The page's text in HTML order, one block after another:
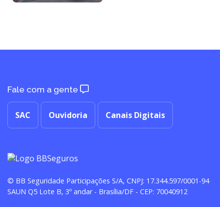
Fale com a gente
SAC Ouvidoria Canais Digitais
© BB Seguridade Participações S/A, CNPJ: 17.344.597/0001-94
SAUN Q5 Lote B, 3º andar - Brasília/DF - CEP: 70040912